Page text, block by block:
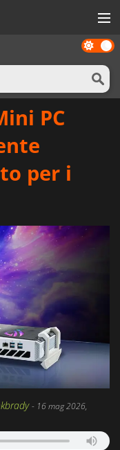
Dark
mode
PC
per i
- 16 mag 2026,